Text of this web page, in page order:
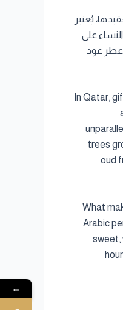
يُعتبر
على
عطر عود
In Qatar,
trees
oud
What
Arabic
sweet,
←